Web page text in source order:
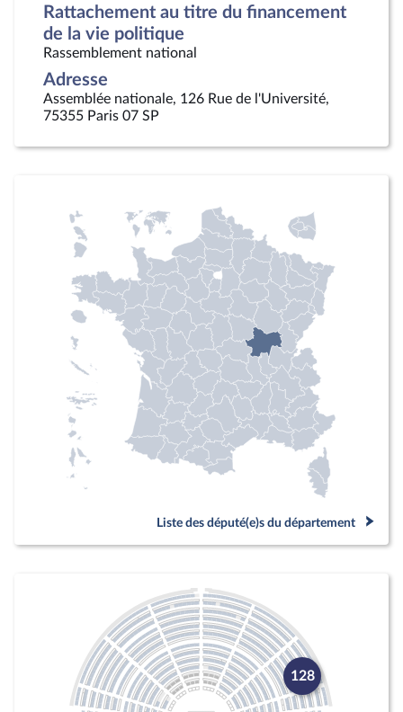
Rattachement au titre du financement
de la vie politique
Rassemblement national
Adresse
Assemblée nationale, 126 Rue de l'Université,
75355 Paris 07 SP
Liste des député(e)s du département
128